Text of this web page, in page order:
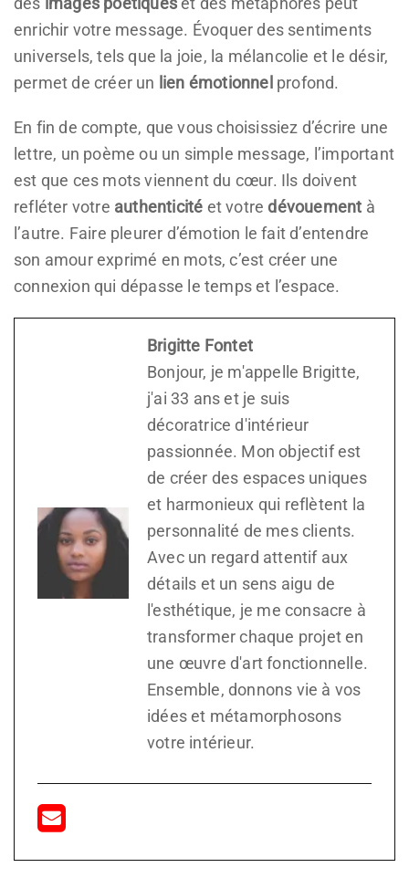
enrichir votre message. Évoquer des sentiments
universels, tels que la joie, la mélancolie et le désir,
permet de créer un lien émotionnelprofond.
En fin de compte, que vous choisissiez d’écrire une
lettre, un poème ou un simple message, l’important
est que ces mots viennent du cœur. Ils doivent
refléter votre authenticité et votredévouement à
l’autre. Faire pleurer d’émotion le fait d’entendre
son amour exprimé en mots, c’est créer une
connexion qui dépasse le temps et l’espace.
Brigitte Fontet
Bonjour, je m'appelle Brigitte,
j'ai 33 ans et je suis
décoratrice d'intérieur
passionnée. Mon objectif est
de créer des espaces uniques
et harmonieux qui reflètent la
personnalité de mes clients.
Avec un regard attentif aux
détails et un sens aigu de
l'esthétique, je me consacre à
transformer chaque projet en
une œuvre d'art fonctionnelle.
Ensemble, donnons vie à vos
idées et métamorphosons
votre intérieur.